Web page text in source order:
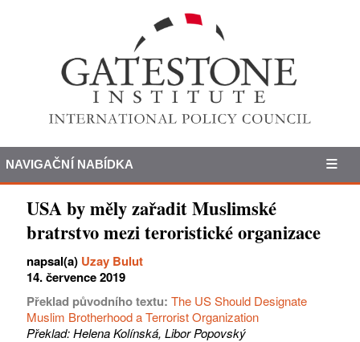
NAVIGAČNÍ NABÍDKA
USA by měly zařadit Muslimské
bratrstvo mezi teroristické organizace
napsal(a) Uzay Bulut
14. července 2019
Překlad původního textu: The US Should Designate
Muslim Brotherhood a Terrorist Organization
Překlad: Helena Kolínská, Libor Popovský